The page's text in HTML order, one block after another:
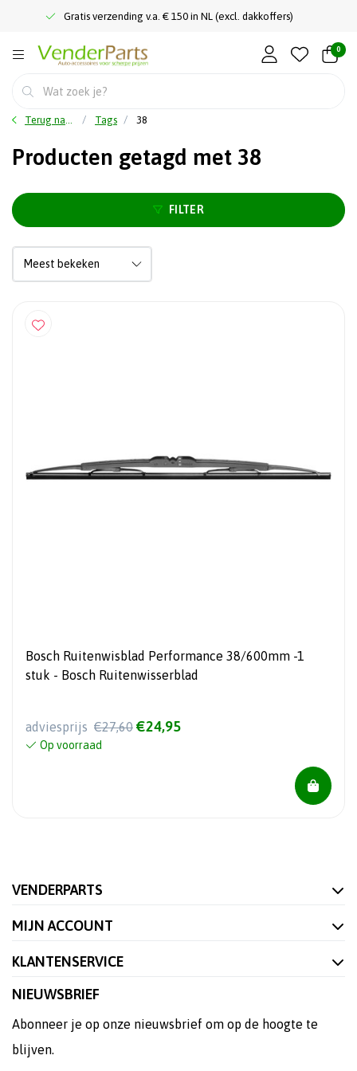
Gratis verzending v.a. € 150 in NL (excl. dakkoffers)
0
Terug naar home Tags 38
Producten getagd met 38
FILTER
Bosch Ruitenwisblad Performance 38/600mm -1
stuk - Bosch Ruitenwisserblad
adviesprijs €27,60 €24,95
Op voorraad
VENDERPARTS
MIJN ACCOUNT
KLANTENSERVICE
NIEUWSBRIEF
Abonneer je op onze nieuwsbrief om op de hoogte te
blijven.